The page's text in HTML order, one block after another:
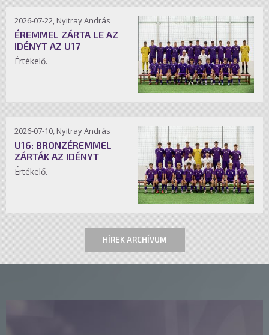
2026-07-22, Nyitray András
ÉREMMEL ZÁRTA LE AZ
IDÉNYT AZ U17
Értékelő.
2026-07-10, Nyitray András
U16: BRONZÉREMMEL
ZÁRTÁK AZ IDÉNYT
Értékelő.
HÍREK ARCHÍVUM